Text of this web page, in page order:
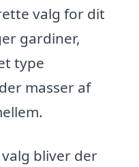
valg for dit
gardiner,
type
masser af
bliver der